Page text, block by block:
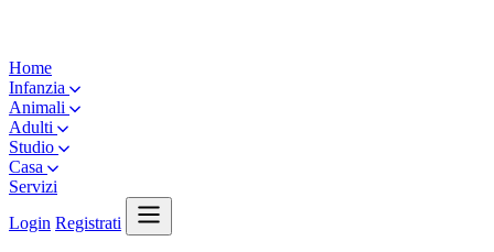
Home
Infanzia
Animali
Adulti
Studio
Casa
Servizi
Login Registrati